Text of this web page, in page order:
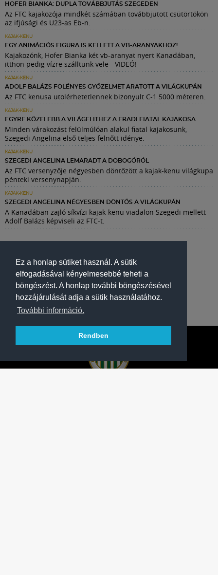
Ez a honlap sütiket használ. A sütik
elfogadásával kényelmesebbé teheti a
böngészést. A honlap további böngészésével
hozzájárulását adja a sütik használatához.
További információ.
Rendben
HOFER BIANKA: DUPLA TOVÁBBJUTÁS SZEGEDEN
Az FTC kajakozója mindkét számában továbbjutott csütörtökön
az ifjúsági és U23-as Eb-n.
KAJAK-KENU
EGY ANIMÁCIÓS FIGURA IS KELLETT A VB-ARANYAKHOZ!
Kajakozónk, Hofer Bianka két vb-aranyat nyert Kanadában,
itthon pedig vízre szálltunk vele - VIDEÓ!
KAJAK-KENU
ADOLF BALÁZS FÖLÉNYES GYŐZELMET ARATOTT A VILÁGKUPÁN
Az FTC kenusa utolérhetetlennek bizonyult C-1 5000 méteren.
KAJAK-KENU
EGYRE KÖZELEBB A VILÁGELITHEZ A FRADI FIATAL KAJAKOSA
Minden várakozást felülmúlóan alakul fiatal kajakosunk,
Szegedi Angelina első teljes felnőtt idénye.
KAJAK-KENU
SZEGEDI ANGELINA LEMARADT A DOBOGÓRÓL
Az FTC versenyzője négyesben döntőzött a kajak-kenu világkupa
pénteki versenynapján.
KAJAK-KENU
SZEGEDI ANGELINA NÉGYESBEN DÖNTŐS A VILÁGKUPÁN
A Kanadában zajló síkvízi kajak-kenu viadalon Szegedi mellett
Adolf Balázs képviseli az FTC-t.